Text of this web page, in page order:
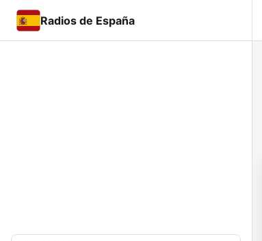
Radios de España